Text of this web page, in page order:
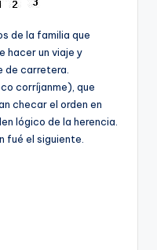
de la familia que
hacer un viaje y
de carretera.
corrí­janme), que
checar el orden en
lógico de la herencia.
fué el siguiente.